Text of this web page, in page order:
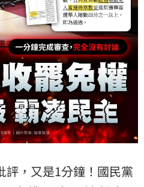
，又是1分鐘！國民黨